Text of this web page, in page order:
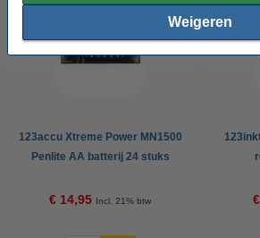
Weigeren
123accu Xtreme Power MN1500
Penlite AA batterij 24 stuks
€ 14,95 Incl. 21% btw